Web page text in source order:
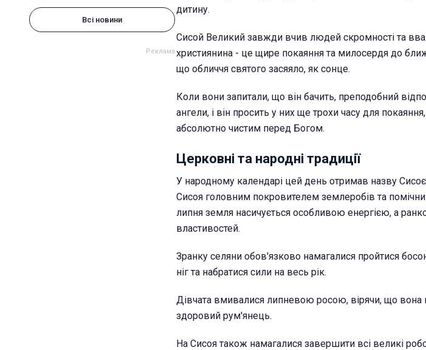
Всі новини
дитину.
Сисой Великий завжди вчив людей скромності та
християнина - це щире покаяння та милосердя до
що обличчя святого засяяло, як сонце.
Коли вони запитали, що він бачить, преподобний
ангели, і він просить у них ще трохи часу для
абсолютно чистим перед Богом.
Церковні та народні традиції
У народному календарі цей день отримав назву
Сисоя головним покровителем землеробів та
липня земля насичується особливою енергією, а
властивостей.
Зранку селяни обов'язково намагалися пройтися
ніг та набратися сили на весь рік.
Дівчата вмивалися липневою росою, вірячи, що вона
здоровий рум'янець.
На Сисоя також намагалися завершити всі великі